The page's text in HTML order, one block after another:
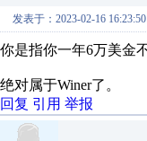
发表于：2023-02-16 16:23:50
你是指你一年6万美金
绝对属于Winer了。
回复 引用 举报